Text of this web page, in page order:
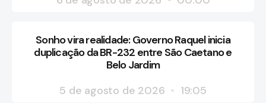
Sonho vira realidade: Governo Raquel inicia
duplicação da BR-232 entre São Caetano e
Belo Jardim
5 de agosto de 2026
19:05